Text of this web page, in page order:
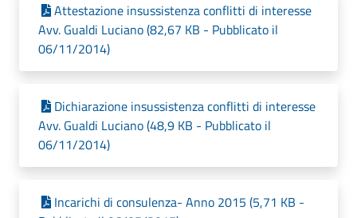
Attestazione insussistenza conflitti di interesse
Avv. Gualdi Luciano (82,67 KB - Pubblicato il
06/11/2014)
Dichiarazione insussistenza conflitti di interesse
Avv. Gualdi Luciano (48,9 KB - Pubblicato il
06/11/2014)
Incarichi di consulenza- Anno 2015 (5,71 KB -